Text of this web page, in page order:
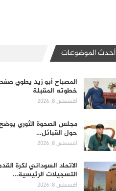
أحدث الموضوعات
المصباح أبو زيد يطوي
خطوته المقبلة
أغسطس 8, 2026
مجلس الصحوة الثوري
حول القبائل…
أغسطس 8, 2026
الاتحاد السوداني لكرة
التسجيلات الرئيسية…
أغسطس 8, 2026